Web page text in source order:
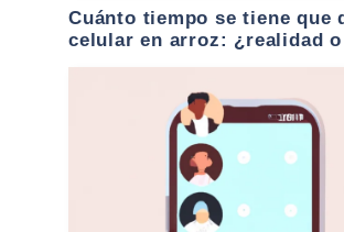
Cuánto tiempo se tiene que
celular en arroz: ¿realidad